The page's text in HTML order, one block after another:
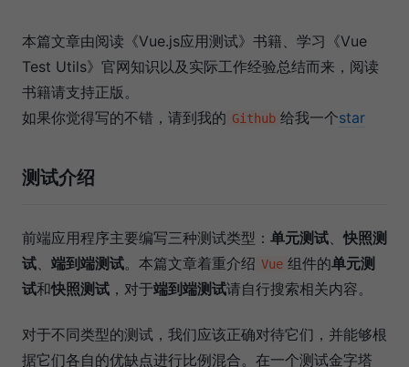
本篇文章由阅读《Vue.js应用测试》书籍、学习《Vue
Test Utils》官网知识以及实际工作经验总结而来，阅读
书籍请支持正版。
如果你觉得写的不错，请到我的 Github 给我一个star
测试介绍
前端应用程序主要编写三种测试类型： 单元测试 、快照测
试
端到端测试。本篇文章着重介绍 Vue 组件的单元测
试和快照测试 ，对于端到端测试请自行搜索相关内容。
对于不同类型的测试，我们应该正确对待它们，并能够根
据它们各自的优缺点进行比例混合。在一个测试金字塔